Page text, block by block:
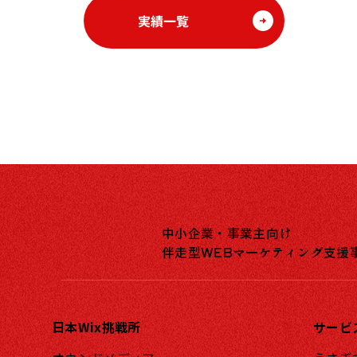
実績一覧
中小企業・事業主向け
伴走型WEBマーケティング支援
日本Wix挑戦所
サービ